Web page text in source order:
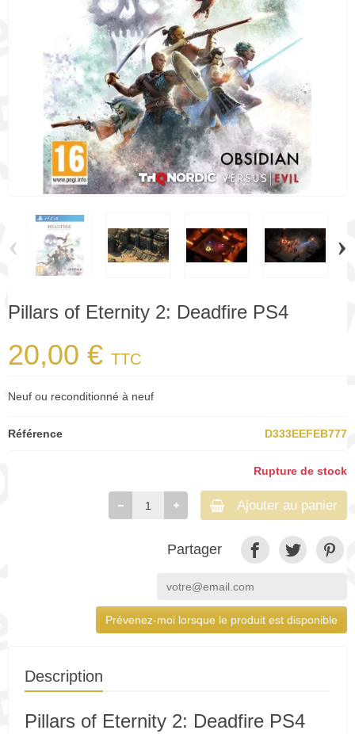
‹ ›
Pillars of Eternity 2: Deadfire PS4
20,00 € TTC
Neuf ou reconditionné à neuf
Référence D333EEFEB777
Rupture de stock
Ajouter au panier
Partager
Prévenez-moi lorsque le produit est disponible
Description
Pillars of Eternity 2: Deadfire PS4